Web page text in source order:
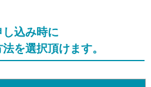
し込み時に
を選択頂けます。